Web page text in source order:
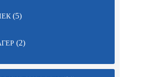
(5)
(2)